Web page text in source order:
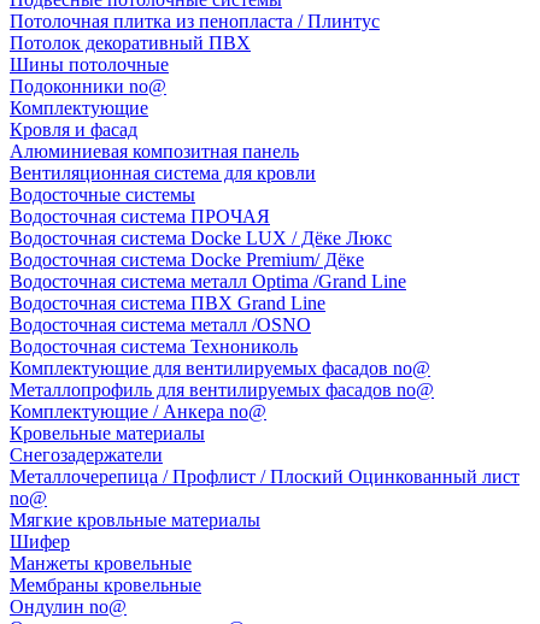
Потолочная плитка из пенопласта / Плинтус
Потолок декоративный ПВХ
Шины потолочные
Подоконники no@
Комплектующие
Кровля и фасад
Алюминиевая композитная панель
Вентиляционная система для кровли
Водосточные системы
Водосточная система ПРОЧАЯ
Водосточная система Docke LUX / Дёке Люкс
Водосточная система Docke Premium/ Дёке
Водосточная система металл Optima /Grand Line
Водосточная система ПВХ Grand Line
Водосточная система металл /OSNO
Водосточная система Технониколь
Комплектующие для вентилируемых фасадов no@
Металлопрофиль для вентилируемых фасадов no@
Комплектующие / Анкера no@
Кровельные материалы
Снегозадержатели
Металлочерепица / Профлист / Плоский Оцинкованный лист
no@
Мягкие кровльные материалы
Шифер
Манжеты кровельные
Мембраны кровельные
Ондулин no@